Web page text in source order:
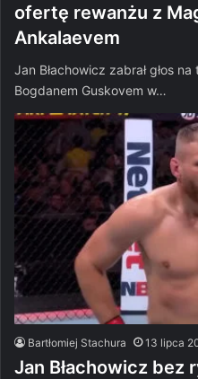
ofertę rewanżu z
Ankalaevem
Jan Błachowicz zabrał głos
Bogdanem Guskovem w…
Bartłomiej Stachura 13 lipca
Jan Błachowicz bez